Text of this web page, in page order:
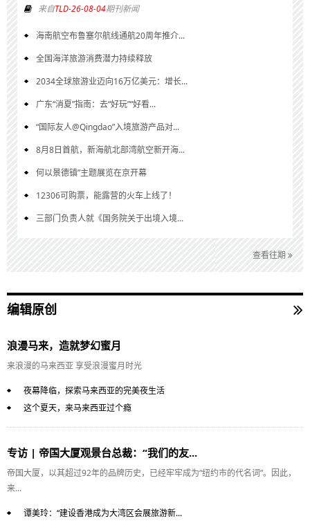
来自TLD-26-08-04期刊新闻
海南航空布鲁塞尔航线通航20周年推介...
全国海洋旅游消费潜力持续释放
2034全球旅游业迈向16万亿美元：增长...
广东“消夏”指南：去“好玩”“好看...
“国际友人@Qingdao”入境旅游产品对...
8月8日首航，新海航北部湾航空新开海...
何以景德镇”主题展览在京开幕
12306可购票，能露营的火车上线了！
三部门负责人就《国务院关于出境入境...
查看往期
编辑原创
浪漫马来，造就梦幻蜜月
来浪漫的马来西亚 享受浪漫蜜月时光
夜幕降临，探索马来西亚的完美夜生活
这个夏天，来马来西亚过个瘾
专访 | 帝国大厦观景台总裁：“我们的友...
帝国大厦，以其超过92年的品牌历史，已经牢牢成为“纽约市的代名词”。因此，
来...
谭美玲：“建设香港成为大湾区会展旅游新...